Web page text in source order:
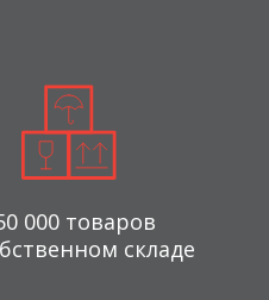
000 товаров
складе